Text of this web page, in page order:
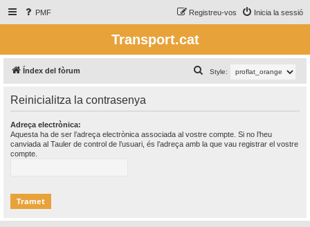
PMF Inicia la sessió
Registreu-vos
Transport.cat
Índex del fòrum Style:
e
a
Reinicialitza la contrasenya
Adreça electrònica:
Aquesta ha de ser l’adreça electrònica associada al vostre compte. Si no l’heu
canviada al Tauler de control de l’usuari, és l’adreça amb la que vau registrar el vostre
compte.